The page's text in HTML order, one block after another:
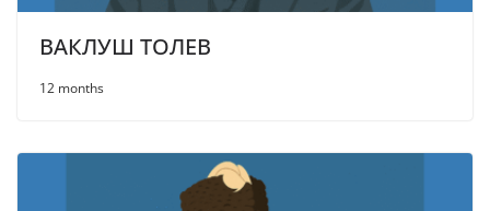
ВАКЛУШ ТОЛЕВ
12 months